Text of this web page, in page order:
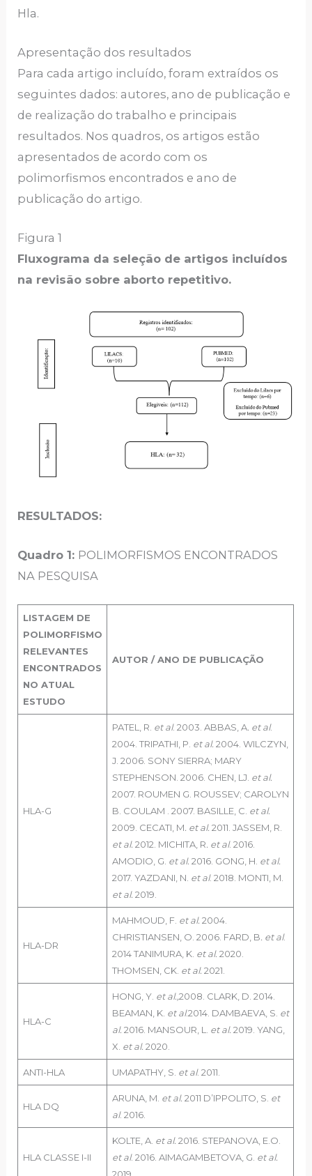
Hla.
Apresentação dos resultados
Para cada artigo incluído, foram extraídos os
seguintes dados: autores, ano de publicação e
de realização do trabalho e principais
resultados. Nos quadros, os artigos estão
apresentados de acordo com os
polimorfismos encontrados e ano de
publicação do artigo.
Figura 1
Fluxograma da seleção de artigos incluídos
na revisão sobre aborto repetitivo.
RESULTADOS:
Quadro 1: POLIMORFISMOS ENCONTRADOS
NA PESQUISA
LISTAGEM DE
POLIMORFISMO
RELEVANTES
ENCONTRADOS
NO ATUAL
ESTUDO
AUTOR / ANO DE PUBLICAÇÃO
HLA-G
PATEL, R. et al. 2003. ABBAS, A. et al.
2004. TRIPATHI, P. et al. 2004. WILCZYN,
J. 2006. SONY SIERRA; MARY
STEPHENSON. 2006. CHEN, LJ. et al.
2007. ROUMEN G. ROUSSEV; CAROLYN
B. COULAM . 2007. BASILLE, C. et al.
2009. CECATI, M. et al. 2011. JASSEM, R.
et al. 2012. MICHITA, R. et al. 2016.
AMODIO, G. et al. 2016. GONG, H. et al.
2017. YAZDANI, N. et al. 2018. MONTI, M.
et al. 2019.
HLA-DR
MAHMOUD, F. et al. 2004.
CHRISTIANSEN, O. 2006. FARD, B. et al.
2014 TANIMURA, K. et al. 2020.
THOMSEN, CK. et al. 2021.
HLA-C
HONG, Y. et al.,2008. CLARK, D. 2014.
BEAMAN, K. et al.2014. DAMBAEVA, S. et
al. 2016. MANSOUR, L. et al. 2019. YANG,
X. et al. 2020.
ANTI-HLA UMAPATHY, S. et al. 2011.
HLA DQ
ARUNA, M. et al. 2011 D’IPPOLITO, S. et
al. 2016.
HLA CLASSE I-II
KOLTE, A. et al. 2016. STEPANOVA, E.O.
et al. 2016. AIMAGAMBETOVA, G. et al.